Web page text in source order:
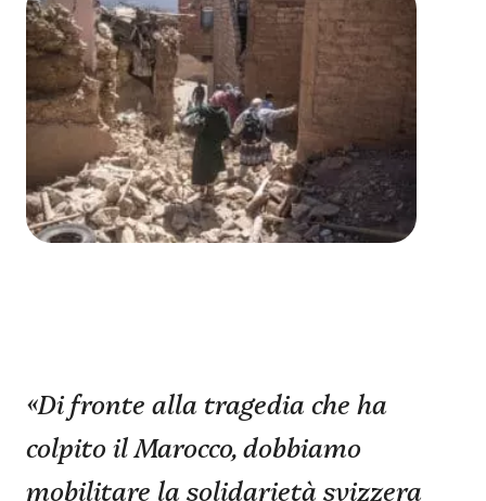
«Di fronte alla tragedia che ha
colpito il Marocco, dobbiamo
mobilitare la solidarietà svizzera